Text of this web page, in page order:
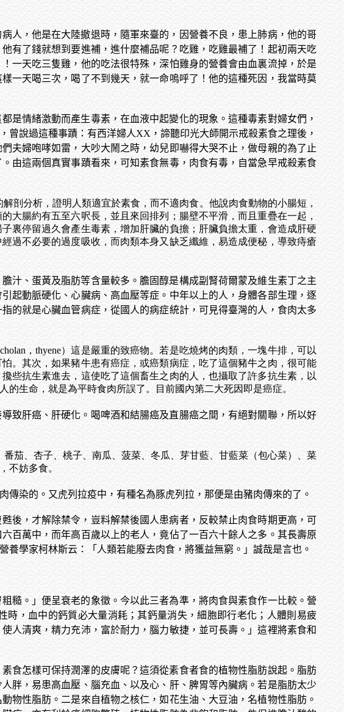
人，他是在大陸撤退時，隨軍來臺的，因營養不良，患上肺病，他的哥
有了錢就想到要進補，進什麼補品呢？吃雞，吃雞最補了！起初兩天吃
一天吃三隻雞，他的吃法很特殊，深怕雞身的營養會由血裏流掉，於是
一天喝三次，喝了不到幾天，就一命嗚呼了！他的這種死因，我當時莫
是情緒激動而產生毒素，在血液中起變化的現象。這種毒素對婦女們，
說過這種事蹟：有西洋婦人XX，諦聽印光大師開示戒殺素食之理後，
夫婦咆哮如雷，大吵大鬧之時，幼兒即嚇得大哭不止，做母親的為了止
由這兩個真實事蹟看來，可知素食無毒，肉食有毒，自當急早戒殺素食
剖分析，證明人類適宜於素食，而不適肉食。他說肉食動物的小腸短，
大腸約有五至六呎長，並且來回排列；腸壁不平滑，而且重疊在一起，
裏停留過久會產生毒素，增加肝臟的負擔；肝臟負擔太重，會造成肝硬
過不必要的過度吸收，而肉類本身又缺乏纖維，易造成便秘，導致痔瘡
、蛋黃及脂肪等含量較多。膽固醇是構成副腎荷爾蒙及維生素丁之主
起動脈硬化、心臟病、高血壓等症。中年以上的人，身體各部生理，逐
的就是心臟血管病症，從國人的病症統計，可見得臺灣的人，食肉太多
，thyene）這是嚴重的致癌物。若是吃燒烤的肉類，一塊牛排，可以
。其次，如果豬牛患有癌症，或癌類病症，吃了這個豬牛之肉，很可能
些抗生素進去，這使吃了這個畜生之肉的人，也攝取了許多抗生素，以
生命，就是為平時食肉所誤了。目前國內第二大死因即是癌症。
致肝癌、肝硬化。喝啤酒和結腸癌及直腸癌之間，有絕對關聯，所以好
茄、杏子、桃子、南瓜、菠菜、冬瓜、芽甘藍、甘藍菜（包心菜）
、菜
不妨多食。
染的。又虎列拉疫中，有種名為豚虎列拉，那便是由豬肉傳來的了。
後，才解除禁令，豈料解禁後國人患病者，反較禁止肉食時期更高，可
百萬中，而年高百歲以上的老人，竟佔了一百六十餘人之多。其長壽原
學家柯林斯云：「人類若能廢去肉食，將獲益無窮。」誠哉是言也。
糙。」便呈衰老的象徵。今以此三者為準，將肉食與素食作一比較。營
，血中的鈣質必大量消耗；其鈣量消失，細胞即行老化；人體則易疲
人清爽，精力充沛，富於耐力，腦力敏捷，並可長壽。」這裡將素食和
食怎樣可保持潤澤的皮膚呢？這須從素食者食的植物性脂肪說起。脂肪
胖，易患高血壓、腦充血、以及心、肝、脾胃等內臟病。若是脂肪太少
物性脂肪。二是來自植物之核仁，如花生油、大豆油，名植物性脂肪。